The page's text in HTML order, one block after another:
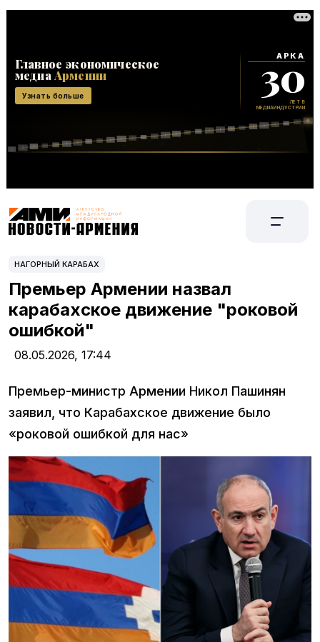
НАГОРНЫЙ КАРАБАХ
Премьер Армении назвал
карабахское движение "роковой
ошибкой"
08.05.2026, 17:44
Премьер-министр Армении Никол Пашинян
заявил, что Карабахское движение было
«роковой ошибкой для нас»